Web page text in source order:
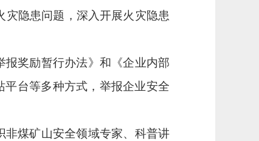
隐患问题，深入开展火灾隐患
报奖励暂行办法》和《企业内部
平台等多种方式，举报企业安全
非煤矿山安全领域专家、科普讲